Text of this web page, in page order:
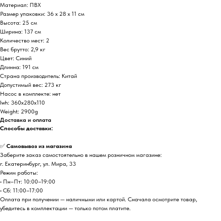
Материал: ПВХ
Размер упаковки: 36 х 28 х 11 см
Высота: 25 см
Ширина: 137 см
Количество мест: 2
Вес брутто: 2,9 кг
Цвет: Синий
Длинна: 191 см
Страна производитель: Китай
Допустимый вес: 273 кг
Насос в комплекте: нет
lwh: 360x280x110
Weight: 2900g
Доставка и оплата
Способы доставки:
✅ Самовывоз из магазина
Заберите заказ самостоятельно в нашем розничном магазине:
г. Екатеринбург, ул. Мира, 33
Режим работы:
• Пн–Пт: 10:00–19:00
• Сб: 11:00–17:00
Оплата при получении — наличными или картой. Сначала осмотрите товар,
убедитесь в комплектации — только потом платите.